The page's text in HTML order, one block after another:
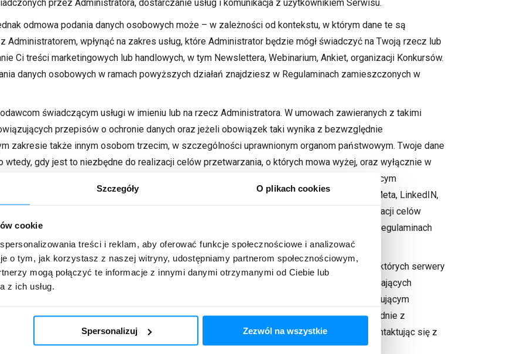
Szczegóły O plikach cookies
cookie
treści i reklam, aby oferować funkcje społecznościowe i analizować
o tym, jak korzystasz z naszej witryny, udostępniamy partnerom społecznościowym,
mogą połączyć te informacje z innymi danymi otrzymanymi od Ciebie lub
z ich usług.
Spersonalizuj Zezwól na wszystkie
przez Administratora, dostarczanie usług i komunikacja z użytkownikiem Serwisu.
odmowa podania danych osobowych może – w zależności od kontekstu, w którym dane te są
wpłynąć na zakres usług, które Administrator będzie mógł świadczyć na Twoją rzecz lub
Ci treści marketingowych lub handlowych, w tym Newslettera, Webinarium, Ankiet, organizacji Konkursów.
danych osobowych w ramach powyższych działań znajdziesz w Regulaminach zamieszczonych w
świadczącym usługi w imieniu lub na rzecz Administratora. W umowach zawieranych z takimi
przepisów o ochronie danych oraz jeżeli obowiązek taki wynika z bezwzględnie
zakresie także innym osobom trzecim, w szczególności uprawnionym organom państwowym. Twoje dane
gdy jest to niezbędne do realizacji celów przetwarzania, o których mowa wyżej, oraz wyłącznie w
razie potrzeby Twoje dane mogą być przekazane firmie hostingowej, podmiotom wspierającym
Webinarium, Ankiet, organizacji Konkursów, PressRoomie, platformie społecznościowej Meta, LinkedIN,
świadczącym usługi marketingowe oraz innym podmiotom, które wspierają Spółkę w realizacji celów
przetwarzania danych osobowych w ramach powyższych działań znajdziesz w Regulaminach
informatycznej dostarczanej przez podmioty zewnętrzne, w tym w skrzynkach mailowych, których serwery
Gospodarczym. Tym samym Twoje dane osobowe przekazywane są do odbiorców mających
Twoje dane przekazywane są z wykorzystaniem mechanizmów zgodnych z obowiązującym
przez Administratora w celu zapewnienia przetwarzania danych osobowych zgodnie z
uzyskania kopii danych lub o miejscu i sposobie udostępnienia danych można uzyskać kontaktując się z
Prywatności.